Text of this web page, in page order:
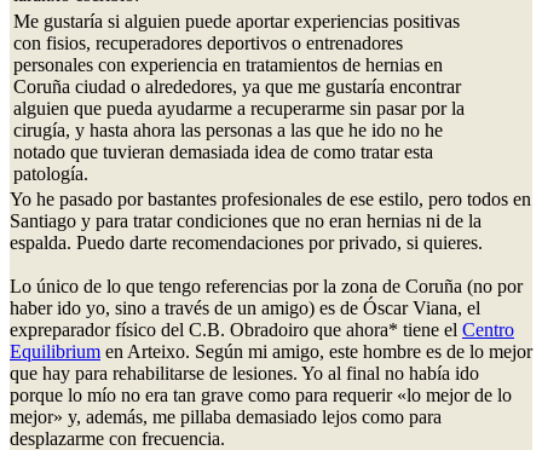
Me gustaría si alguien puede aportar experiencias positivas
con fisios, recuperadores deportivos o entrenadores
personales con experiencia en tratamientos de hernias en
Coruña ciudad o alrededores, ya que me gustaría encontrar
alguien que pueda ayudarme a recuperarme sin pasar por la
cirugía, y hasta ahora las personas a las que he ido no he
notado que tuvieran demasiada idea de como tratar esta
patología.
Yo he pasado por bastantes profesionales de ese estilo, pero todos en
Santiago y para tratar condiciones que no eran hernias ni de la
espalda. Puedo darte recomendaciones por privado, si quieres.
Lo único de lo que tengo referencias por la zona de Coruña (no por
haber ido yo, sino a través de un amigo) es de Óscar Viana, el
expreparador físico del C.B. Obradoiro que ahora* tiene el Centro
Equilibrium en Arteixo. Según mi amigo, este hombre es de lo mejor
que hay para rehabilitarse de lesiones. Yo al final no había ido
porque lo mío no era tan grave como para requerir «lo mejor de lo
mejor» y, además, me pillaba demasiado lejos como para
desplazarme con frecuencia.